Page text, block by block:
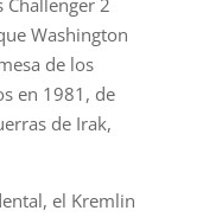
2
Washington
de los
en 1981, de
de Irak,
el Kremlin